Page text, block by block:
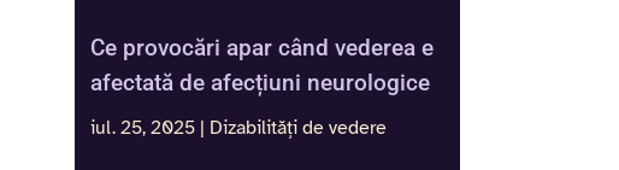
Ce provocări apar când vederea e
afectată de afecțiuni neurologice
iul. 25, 2025 | Dizabilități de vedere